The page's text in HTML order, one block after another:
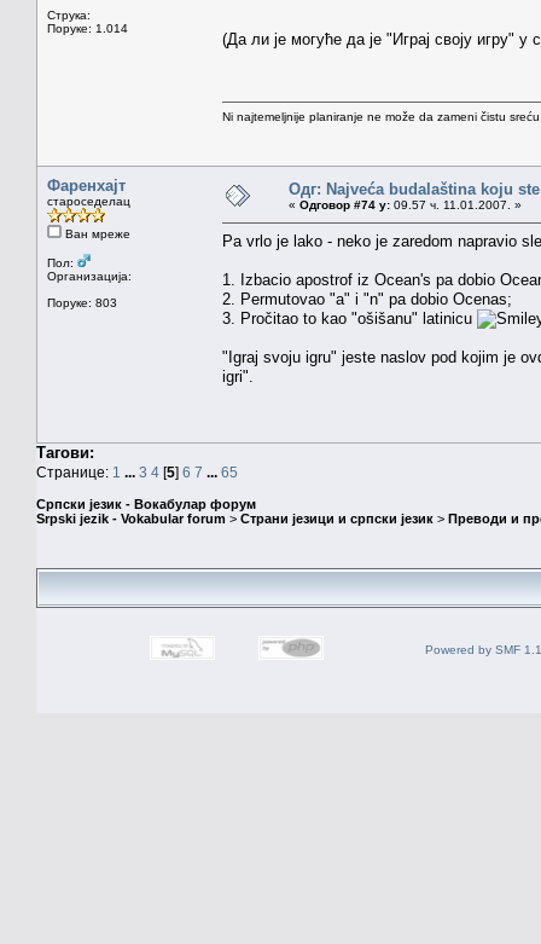
Струка:
Поруке: 1.014
(Да ли је могуће да је "Играј своју игру"
Ni najtemeljnije planiranje ne može da zameni čistu
Фаренхајт
староседелац
Ван мреже
Пол:
Организација:
Поруке: 803
Одг: Najveća budalaština koju
« Одговор #74 у: 09.57 ч. 11.01.2007. »
Pa vrlo je lako - neko je zaredom napravio
1. Izbacio apostrof iz Ocean's pa dobio
2. Permutovao "a" i "n" pa dobio Ocenas;
3. Pročitao to kao "ošišanu" latinicu
"Igraj svoju igru" jeste naslov pod kojim je
igri".
Тагови:
Странице: 1 ... 3 4 [5] 6 7 ... 65
Српски језик - Вокабулар форум
Srpski jezik - Vokabular forum > Страни језици и српски језик > Преводи и
Powered by SMF